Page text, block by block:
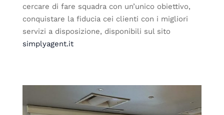
cercare di fare squadra con un’unico obiettivo,
conquistare la fiducia cei clienti con i migliori
servizi a disposizione, disponibili sul sito
simplyagent.it